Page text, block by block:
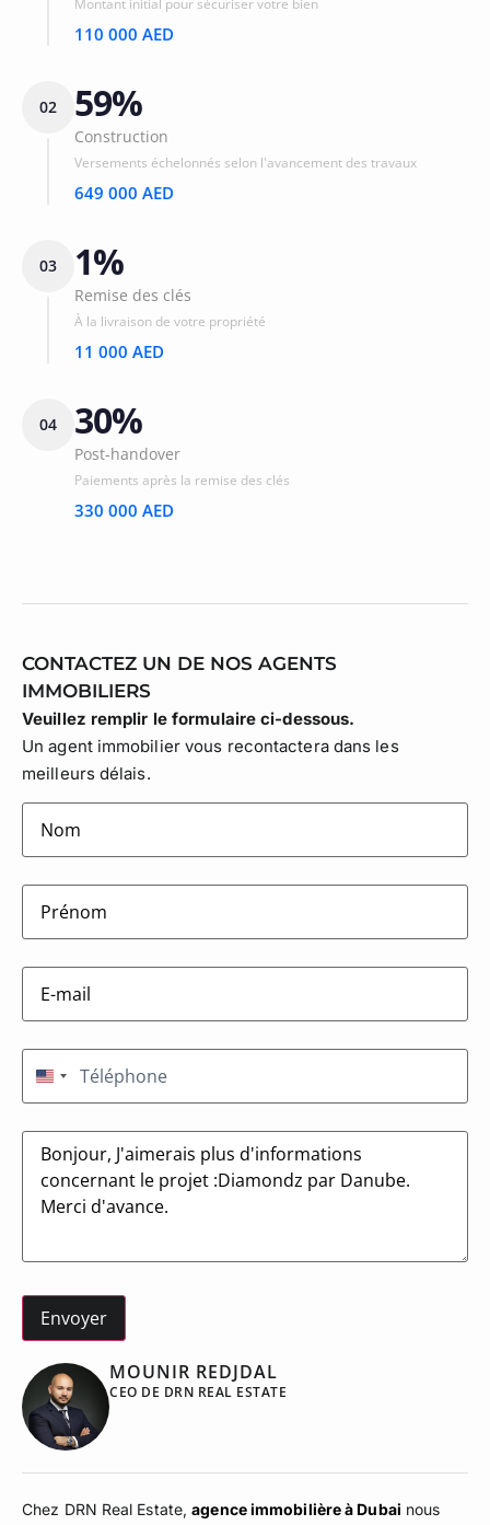
Montant initial pour sécuriser votre bien
110 000 AED
02 59%
Construction
Versements échelonnés selon l'avancement des travaux
649 000 AED
03 1%
Remise des clés
À la livraison de votre propriété
11 000 AED
04 30%
Post-handover
Paiements après la remise des clés
330 000 AED
CONTACTEZ UN DE NOS AGENTS
IMMOBILIERS
MOUNIR REDJDAL
CEO DE DRN REAL ESTATE
Chez DRN Real Estate,agence immobilière à Dubai nous
Veuillez remplir le formulaire ci-dessous.
Un agent immobilier vous recontactera dans les
meilleurs délais.
lastname(Nécessaire)
firstname(Nécessaire)
E-
mail(Nécessaire)
Téléphone(Nécessaire)
États-Unis +1
Message